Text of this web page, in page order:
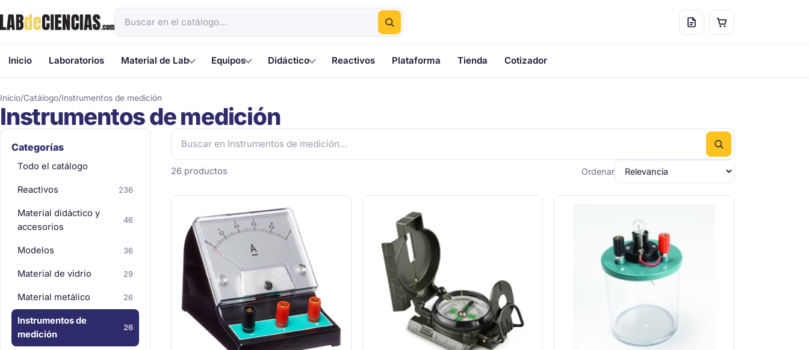
Inicio Laboratorios Material de Lab Equipos Didáctico Reactivos Plataforma Tienda Cotizador
Inicio/Catálogo/Instrumentos de medición
Instrumentos de medición
Categorías
Todo el catálogo
Reactivos 236
Material didáctico y
accesorios
46
Modelos 36
Material de vidrio 29
Material metálico 26
Instrumentos de
medición
26
26 productos Ordenar